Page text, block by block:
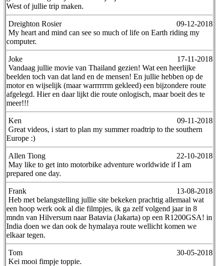
West of jullie trip maken.
Dreighton Rosier
09-12-2018
My heart and mind can see so much of life on Earth riding my
computer.
Joke
17-11-2018
Vandaag jullie movie van Thailand gezien! Wat een heerlijke
beelden toch van dat land en de mensen! En jullie hebben op de
motor en wijselijk (maar warrrrrrm gekleed) een bijzondere route
afgelegd. Hier en daar lijkt die route onlogisch, maar boeit des te
meer!!!
Ken
09-11-2018
Great videos, i start to plan my summer roadtrip to the southern
Europe :)
Allen Tiong
22-10-2018
May like to get into motorbike adventure worldwide if I am
prepared one day.
Frank
13-08-2018
Heb met belangstelling jullie site bekeken prachtig allemaal wat
een hoop werk ook al die filmpjes, ik ga zelf volgend jaar in 8
mndn van Hilversum naar Batavia (Jakarta) op een R1200GSA! in
India doen we dan ook de hymalaya route wellicht komen we
elkaar tegen.
Tom
30-05-2018
Kei mooi fimpje toppie.